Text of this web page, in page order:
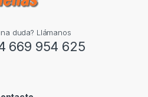
duda? Llámanos
669 954 625